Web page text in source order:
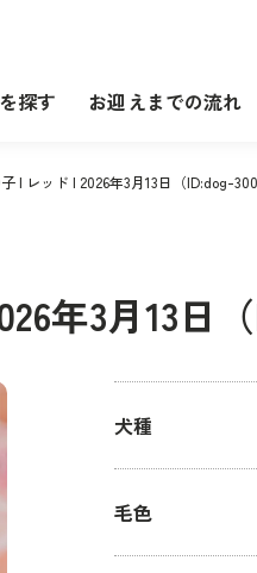
探す お迎えまでの流れ
| レッド | 2026年3月13日（ID:dog-
年3月13日（
犬種
毛色